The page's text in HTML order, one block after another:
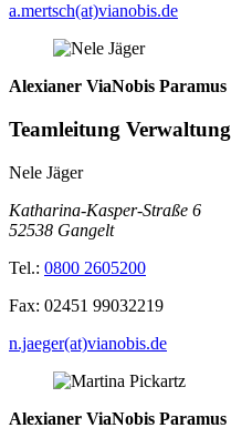
a.mertsch(at)vianobis.de
Alexianer ViaNobis Paramus
Teamleitung Verwaltung
Nele Jäger
Katharina-Kasper-Straße 6
52538 Gangelt
Tel.: 0800 2605200
Fax: 02451 99032219
n.jaeger(at)vianobis.de
Alexianer ViaNobis Paramus